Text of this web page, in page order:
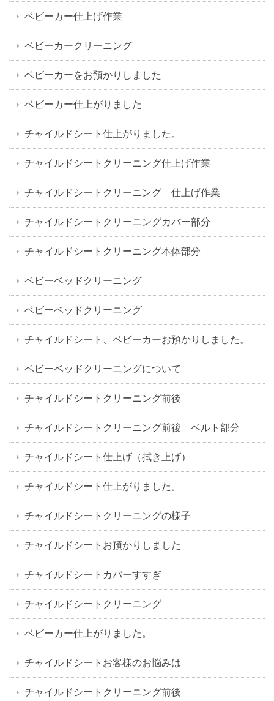
ベビーカー仕上げ作業
ベビーカークリーニング
ベビーカーをお預かりしました
ベビーカー仕上がりました
チャイルドシート仕上がりました。
チャイルドシートクリーニング仕上げ作業
チャイルドシートクリーニング 仕上げ作業
チャイルドシートクリーニングカバー部分
チャイルドシートクリーニング本体部分
ベビーベッドクリーニング
ベビーベッドクリーニング
チャイルドシート、ベビーカーお預かりしました。
ベビーベッドクリーニングについて
チャイルドシートクリーニング前後
チャイルドシートクリーニング前後 ベルト部分
チャイルドシート仕上げ（拭き上げ）
チャイルドシート仕上がりました。
チャイルドシートクリーニングの様子
チャイルドシートお預かりしました
チャイルドシートカバーすすぎ
チャイルドシートクリーニング
ベビーカー仕上がりました。
チャイルドシートお客様のお悩みは
チャイルドシートクリーニング前後